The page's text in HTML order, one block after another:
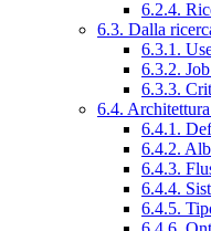
6.2.4.
6.3. Dalla
6.3.1.
6.3.2.
6.3.3.
6.4.
6.4.1.
6.4.2.
6.4.3.
6.4.4.
6.4.5.